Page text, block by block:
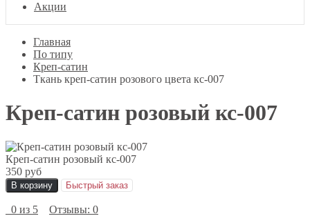
Акции
Главная
По типу
Креп-сатин
Ткань креп-сатин розового цвета кс-007
Креп-сатин розовый кс-007
Креп-сатин розовый кс-007
350 руб
В корзину Быстрый заказ
0 из 5
Отзывы: 0